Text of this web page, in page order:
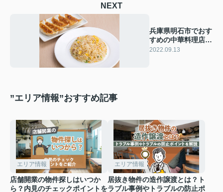
NEXT
兵庫県明石市でおす
すめの中華料理店を
ご紹介
2022.09.13
”エリア情報”おすすめ記事
エリア情報
店舗開業の物件探しはいつか
ら？内見のチェックポイントを
エリア情報
居抜き物件の造作譲渡とは？ト
ラブル事例やトラブルの防止ポ